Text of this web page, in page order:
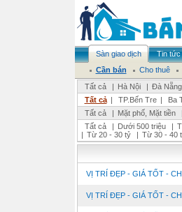
Sàn giao dịch Tin tức
Cần bán
Cho thuê
Tất cả
| Hà Nội | Đà Nẵng
Tất cả | TP.Bến Tre | Ba
Tất cả
| Mặt phố, Mặt tiền
Tất cả
| Dưới 500 triệu |
| Từ 20 - 30 tỷ | Từ 30 - 40
VỊ TRÍ ĐẸP - GIÁ TỐT -
VỊ TRÍ ĐẸP - GIÁ TỐT -